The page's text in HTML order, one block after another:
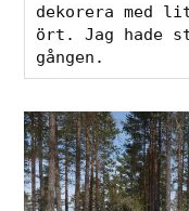
dekorera med
ört. Jag hade
gången.